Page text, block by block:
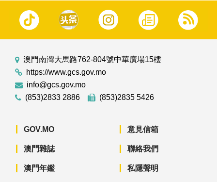
澳門南灣大馬路762-804號中華廣場15樓
https://www.gcs.gov.mo
info@gcs.gov.mo
(853)2833 2886
(853)2835 5426
GOV.MO
澳門雜誌
澳門年鑑
意見信箱
聯絡我們
私隱聲明